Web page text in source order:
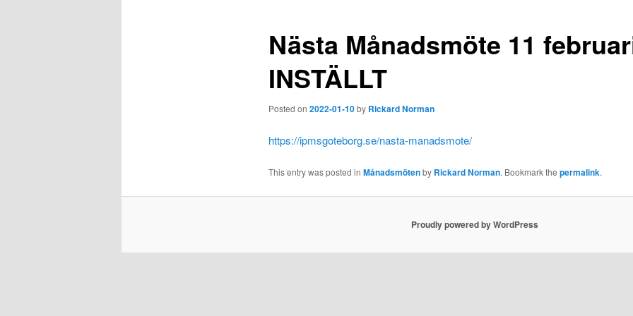
Nästa Månadsmöte 11
INSTÄLLT
Posted on 2022-01-10by Rickard Norman
https://ipmsgoteborg.se/nasta-manadsmote/
This entry was posted in Månadsmötenby Rickard Norman. Bookmark the permalink.
Proudly powered by WordPress